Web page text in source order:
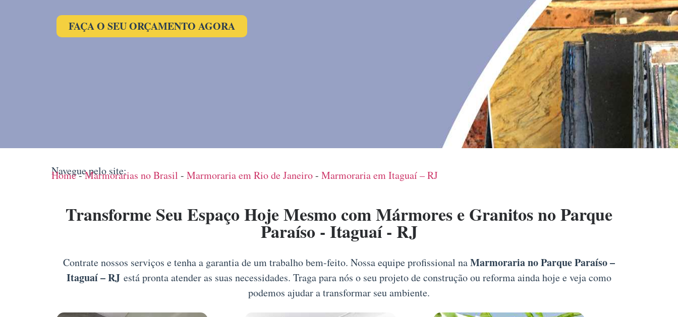
FAÇA O SEU ORÇAMENTO AGORA
Navegue pelo site:
Home-Marmorarias no Brasil - Marmoraria em Rio de Janeiro- Marmoraria em Itaguaí – RJ
Transforme Seu Espaço Hoje Mesmo com Mármores e Granitos no Parque
Paraíso - Itaguaí - RJ
Contrate nossos serviços e tenha a garantia de um trabalho bem-feito. Nossa equipe profissional naMarmoraria no Parque Paraíso –
Itaguaí – RJ está pronta atender as suas necessidades. Traga para nós o seu projeto de construção ou reforma ainda hoje e veja como
podemos ajudar a transformar seu ambiente.